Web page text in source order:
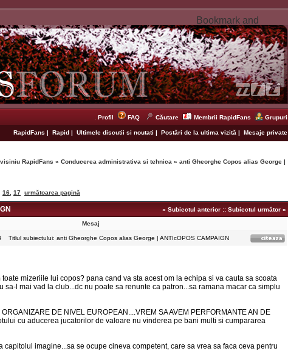
Profil FAQ Căutare Membrii RapidFans Grupuri
RapidFans | Rapid | Ultimele discutii si noutati | Postări de la ultima vizită | Mesaje private
RapidFans » Conducerea administrativa si tehnica » anti Gheorghe Copos alias George |
16 17 următoarea pagină
« Subiectul anterior :: Subiectul următor »
Mesaj
Titlul subiectului: anti Gheorghe Copos alias George | ANTIcOPOS CAMPAIGN
mizeriile lui copos? pana cand va sta acest om la echipa si va cauta sa scoata
sa-l mai vad la club...dc nu poate sa renunte ca patron...sa ramana macar ca simplu
DE NIVEL EUROPEAN....VREM SA AVEM PERFORMANTE AN DE
cu aducerea jucatorilor de valoare nu vinderea pe bani multi si cumpararea
capitolul imagine...sa se ocupe cineva competent, care sa vrea sa faca ceva pentru